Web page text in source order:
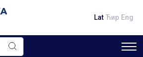
Lat Ћир Eng